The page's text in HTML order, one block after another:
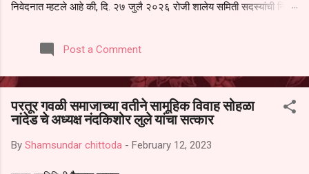
निवेदनात म्हटले आहे की, दि. २७ जुलै २०२६ रोजी शालेय समिती सदस्यांची निवड
पालकांना देण्यात आली नसल्याने मोठ्या संख्येने पालक बैठकीस उपस्थित राहू शकले
नाहीत. तसेच सर्व पालकांना विश्वासात न घेता निवड प्रक्रिया पूर्ण करण्यात
करण्यात यावी आणि सर्व पालकांच्या उपस्थितीत मतदान पद्धतीने शालेय समितीची
फेरनिवडणूक घेण्यात यावी, अशी मागणी पालकांनी केली आहे. या निवेदनाच्या प्रती
जिल्हा शिक्षण अधिकारी (प्राथमिक), जालना तसेच तालुका शिक्षण अधिकारी,
परतूर यांनाही पाठविण्यात आल्या असून प्रशासन याबाबत काय निर्णय घेते, याकडे
Post a Comment
परतूर गवळी समाजाच्या वतीने सामूहिक विवाह सोहळा
नांदेड चे अध्यक्ष नंदकिशोर लुले यांचा सत्कार
By Shamsundar chittoda - February 12, 2023